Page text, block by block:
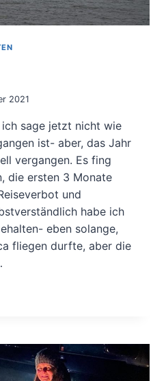
2021
ich sage jetzt nicht wie
ist- aber, das Jahr
vergangen. Es fing
die ersten 3 Monate
und
habe ich
eben solange,
fliegen durfte, aber die